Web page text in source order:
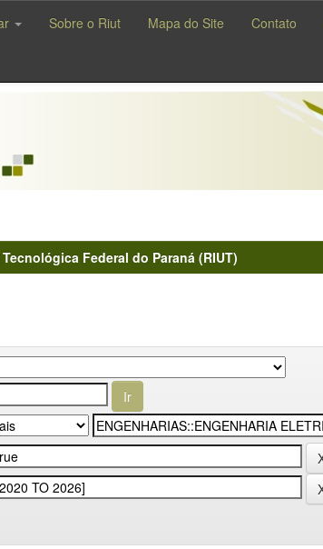
Sobre o Riut Mapa do Site Contato
Federal do Paraná (RIUT)